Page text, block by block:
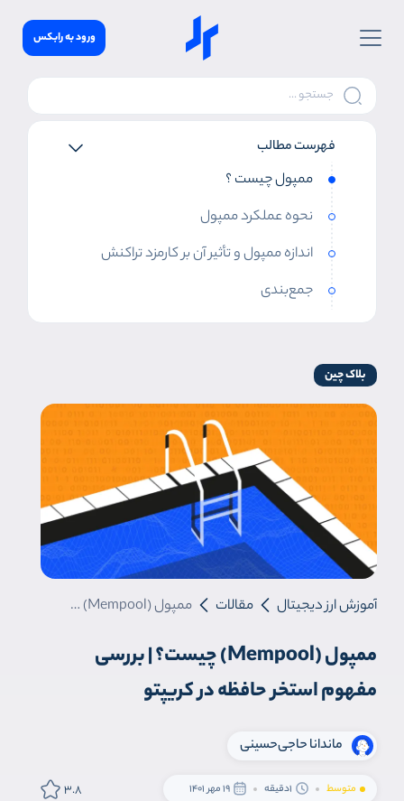
ورود به رابکس
فهرست مطالب
ممپول چیست ؟
نحوه عملکرد ممپول
اندازه ممپول و تأثیر آن بر کارمزد تراکنش
جمع‌بندی
بلاک چین
آموزش ارز دیجیتال مقالات ممپول (Mempool) چیست؟ | بررسی مفهوم استخر حافظه در کریپتو
ممپول (Mempool) چیست؟ | بررسی
مفهوم استخر حافظه در کریپتو
ماندانا حاجی‌حسینی
متوسط 1دقیقه 19 مهر 1401 3.8